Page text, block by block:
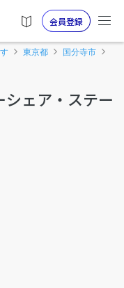
会員登録
東京都
国分寺市
ェア・ステー